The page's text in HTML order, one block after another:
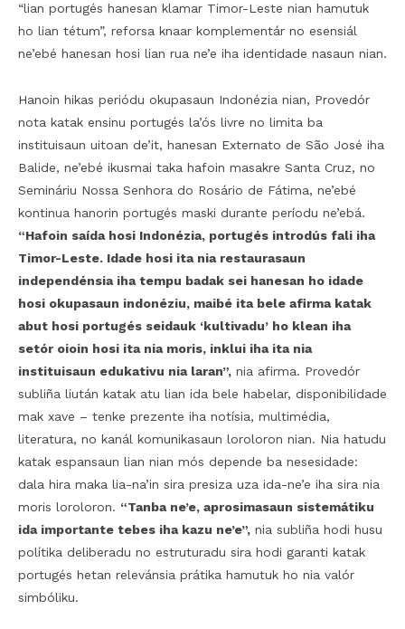
“lian portugés hanesan klamar Timor-Leste nian hamutuk
ho lian tétum”, reforsa knaar komplementár no esensiál
ne’ebé hanesan hosi lian rua ne’e iha identidade nasaun nian.
Hanoin hikas periódu okupasaun Indonézia nian, Provedór
nota katak ensinu portugés la’ós livre no limita ba
instituisaun uitoan de’it, hanesan Externato de São José iha
Balide, ne’ebé ikusmai taka hafoin masakre Santa Cruz, no
Semináriu Nossa Senhora do Rosário de Fátima, ne’ebé
kontinua hanorin portugés maski durante períodu ne’ebá.
“Hafoin saída hosi Indonézia, portugés introdús fali iha
Timor-Leste. Idade hosi ita nia restaurasaun
independénsia iha tempu badak sei hanesan ho idade
hosi okupasaun indonéziu, maibé ita bele afirma katak
abut hosi portugés seidauk ‘kultivadu’ ho klean iha
setór oioin hosi ita nia moris, inklui iha ita nia
instituisaun edukativu nia laran”, nia afirma. Provedór
subliña liután katak atu lian ida bele habelar, disponibilidade
mak xave – tenke prezente iha notísia, multimédia,
literatura, no kanál komunikasaun loroloron nian. Nia hatudu
katak espansaun lian nian mós depende ba nesesidade:
dala hira maka lia-na’in sira presiza uza ida-ne’e iha sira nia
moris loroloron. “Tanba ne’e, aprosimasaun sistemátiku
ida importante tebes iha kazu ne’e”, nia subliña hodi husu
polítika deliberadu no estruturadu sira hodi garanti katak
portugés hetan relevánsia prátika hamutuk ho nia valór
simbóliku.